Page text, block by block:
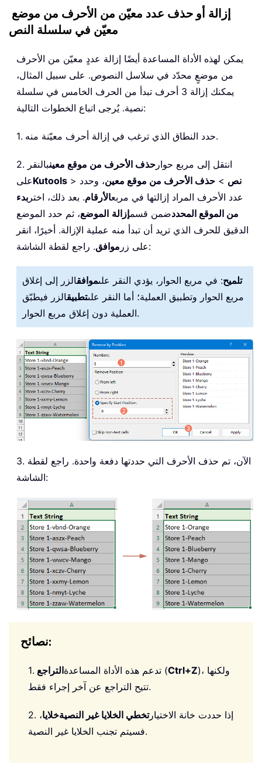
إزالة أو حذف عدد معيّن من الأحرف من موضع
معيّن في سلسلة النص
يمكن لهذه الأداة المساعدة أيضًا إزالة عددٍ معيّن من الأحرف
من موضعٍ محدّد في سلاسل النصوص. على سبيل المثال،
يمكنك إزالة 3 أحرف تبدأ من الحرف الخامس في سلسلة
نصية. يُرجى اتباع الخطوات التالية:
1. حدد النطاق الذي ترغب في إزالة أحرف معيّنة منه.
2. انتقل إلى مربع حوار حذف الأحرف من موقع معينبالنقر
علىKutools > نص > حذف الأحرف من موقع معين، وحدد
عدد الأحرف المراد إزالتها في مربعالأرقام. بعد ذلك، اختر بدء
من الموقع المحددضمن قسمإزالة الموضع، ثم حدد الموضع
الدقيق للحرف الذي تريد أن تبدأ منه عملية الإزالة. أخيرًا، انقر
على زر موافق . راجع لقطة الشاشة:
تلميح: في مربع الحوار، يؤدي النقر علىموافقالزر إلى إغلاق
مربع الحوار وتطبيق العملية؛ أما النقر علىتطبيقالزر فيطبّق
العملية دون إغلاق مربع الحوار.
3. الآن، تم حذف الأحرف التي حددتها دفعة واحدة. راجع لقطة
الشاشة:
نصائح:
1. تدعم هذه الأداة المساعدةالتراجع (Ctrl+Z)، ولكنها
تتيح التراجع عن آخر إجراء فقط.
2. إذا حددت خانة الاختيارتخطي الخلايا غير النصيةخلايا،
فسيتم تجنب الخلايا غير النصية.